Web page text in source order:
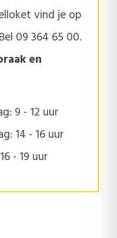
vind je op
09 364 65 00.
en
9 - 12 uur
14 - 16 uur
- 19 uur